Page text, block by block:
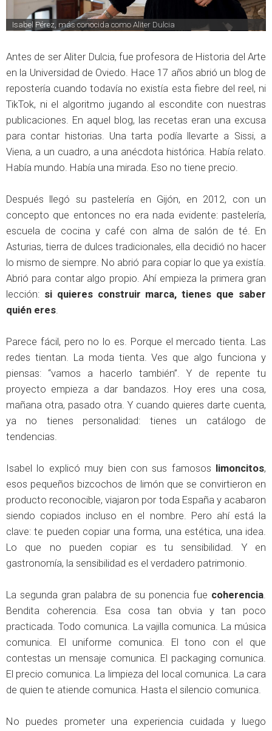
Isabel Pérez, más conocida como Aliter Dulcia
Antes de ser Aliter Dulcia, fue profesora de Historia del Arte
en la Universidad de Oviedo. Hace 17 años abrió un blog de
repostería cuando todavía no existía esta fiebre del reel, ni
TikTok, ni el algoritmo jugando al escondite con nuestras
publicaciones. En aquel blog, las recetas eran una excusa
para contar historias. Una tarta podía llevarte a Sissi, a
Viena, a un cuadro, a una anécdota histórica. Había relato.
Había mundo. Había una mirada. Eso no tiene precio.
Después llegó su pastelería en Gijón, en 2012, con un
concepto que entonces no era nada evidente: pastelería,
escuela de cocina y café con alma de salón de té. En
Asturias, tierra de dulces tradicionales, ella decidió no hacer
lo mismo de siempre. No abrió para copiar lo que ya existía.
Abrió para contar algo propio. Ahí empieza la primera gran
lección: si quieres construir marca, tienes que saber
quién eres.
Parece fácil, pero no lo es. Porque el mercado tienta. Las
redes tientan. La moda tienta. Ves que algo funciona y
piensas: “vamos a hacerlo también”. Y de repente tu
proyecto empieza a dar bandazos. Hoy eres una cosa,
mañana otra, pasado otra. Y cuando quieres darte cuenta,
ya no tienes personalidad: tienes un catálogo de
tendencias.
Isabel lo explicó muy bien con sus famosos limoncitos,
esos pequeños bizcochos de limón que se convirtieron en
producto reconocible, viajaron por toda España y acabaron
siendo copiados incluso en el nombre. Pero ahí está la
clave: te pueden copiar una forma, una estética, una idea.
Lo que no pueden copiar es tu sensibilidad. Y en
gastronomía, la sensibilidad es el verdadero patrimonio.
La segunda gran palabra de su ponencia fue coherencia.
Bendita coherencia. Esa cosa tan obvia y tan poco
practicada. Todo comunica. La vajilla comunica. La música
comunica. El uniforme comunica. El tono con el que
contestas un mensaje comunica. El packaging comunica.
El precio comunica. La limpieza del local comunica. La cara
de quien te atiende comunica. Hasta el silencio comunica.
No puedes prometer una experiencia cuidada y luego